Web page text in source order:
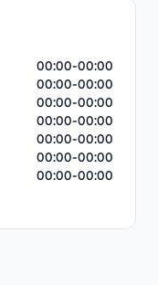
00:00-00:00
00:00-00:00
00:00-00:00
00:00-00:00
00:00-00:00
00:00-00:00
00:00-00:00